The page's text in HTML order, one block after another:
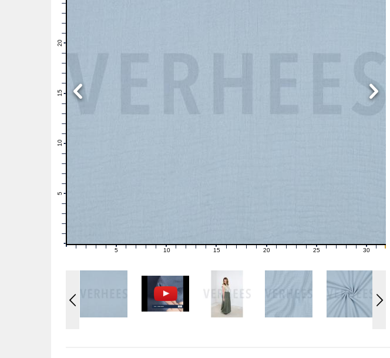
10
11
12
13
14
15
16
17
18
19
20
21
22
23
24
1 2 3 4 6 7 8 9 11 12 13 14 16 17 18 19 21 22 23 24 26 27 28 29 31